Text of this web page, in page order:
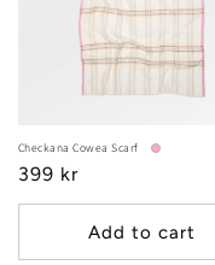
Checkana Cowea Scarf
Regular
price
399 kr
Add to cart